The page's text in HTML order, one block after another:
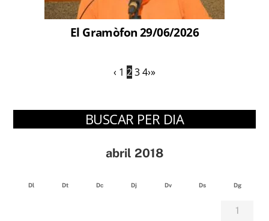
El Gramòfon 29/06/2026
‹ 1 234›»
BUSCAR PER DIA
abril 2018
Dl Dt Dc Dj Dv Ds Dg
1